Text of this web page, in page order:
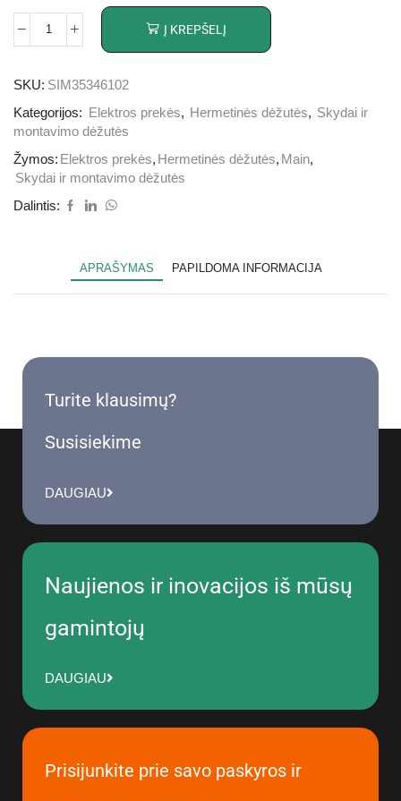
Į KREPŠELĮ
SKU: SIM35346102
Kategorijos:
Elektros prekės, Hermetinės dėžutės, Skydai ir
montavimo dėžutės
Žymos: Elektros prekės, Hermetinės dėžutės, Main,
Skydai ir montavimo dėžutės
Dalintis:
APRAŠYMAS PAPILDOMA INFORMACIJA
Turite klausimų?
Susisiekime
DAUGIAU
Naujienos ir inovacijos iš mūsų
gamintojų
DAUGIAU
Prisijunkite prie savo paskyros ir